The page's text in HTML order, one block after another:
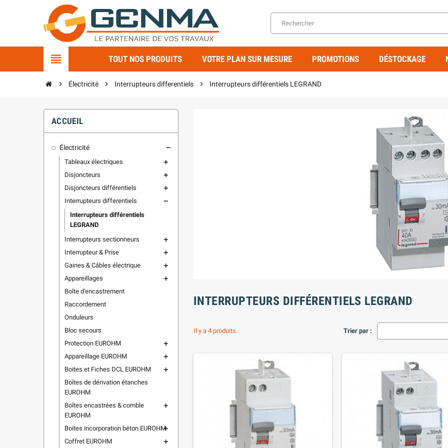
view_headline TOUT NOS PRODUITS VOTRE PLAN SUR MESURE PROMOTIONS DÉSTOCKAGE
chevron_right Électricité chevron_right Interrupteurs differentiels chevron_right Interrupteurs différentiels LEGRAND
ACCUEIL
Électricité remove
Tableaux électriques add
Disjoncteurs add
Disjoncteurs différentiels add
Interrupteurs differentiels remove
Interrupteurs différentiels
LEGRAND
Interrupteurs sectionneurs
add
Interrupteur & Prise add
Gaines & Câbles électrique add
Appareillages add
Boîte d'encastrement
Raccordement
Onduleurs
Bloc secours
Protection EUROHM
add
Appareillage EUROHM add
Boites et Fiches DCL EUROHM add
Boîtes de dérivation étanches
EUROHM
Boîtes encastrées & comble
EUROHM
add
Boites incorporation béton EUROHMadd
Coffret EUROHM add
INTERRUPTEURS DIFFÉRENTIELS LEGRAND
Trier par :
Il y a 4 produits.